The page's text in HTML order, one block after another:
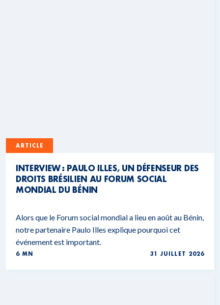
ARTICLE
INTERVIEW : PAULO ILLES, UN DÉFENSEUR DES
DROITS BRÉSILIEN AU FORUM SOCIAL
MONDIAL DU BÉNIN
Alors que le Forum social mondial a lieu en août au Bénin,
notre partenaire Paulo Illes explique pourquoi cet
événement est important.
6 MN 31 JUILLET 2026